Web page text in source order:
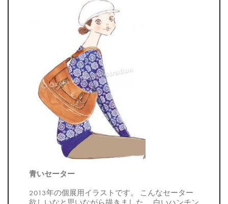
青いセーター
2013年の個展用イラストです。 こんなセーター